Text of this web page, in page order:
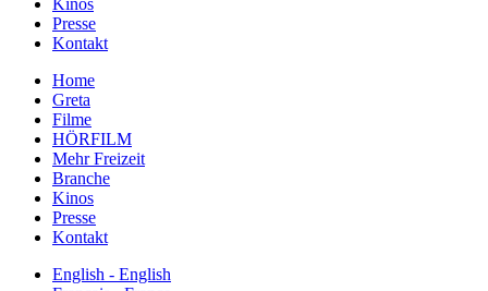
Kinos
Presse
Kontakt
Home
Greta
Filme
HÖRFILM
Mehr Freizeit
Branche
Kinos
Presse
Kontakt
English - English